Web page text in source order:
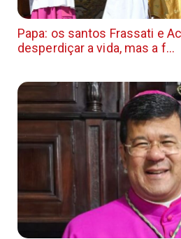
Papa: os santos Frassati e
desperdiçar a vida, mas a f...